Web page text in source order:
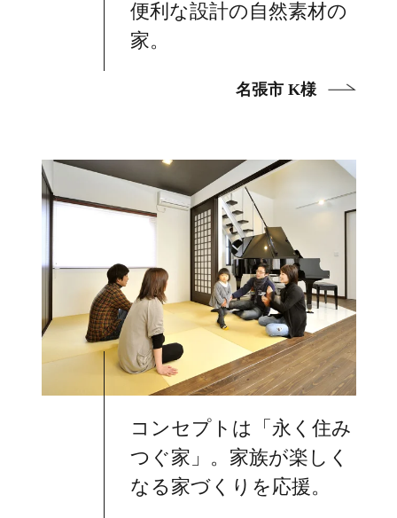
便利な設計の自然素材の
家。
名張市 K様
コンセプトは「永く住み
つぐ家」。家族が楽しく
なる家づくりを応援。